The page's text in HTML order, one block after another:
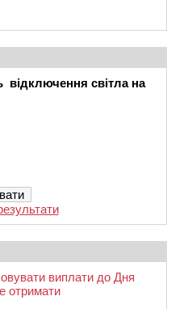
світла на
виплати до Дня
отримати